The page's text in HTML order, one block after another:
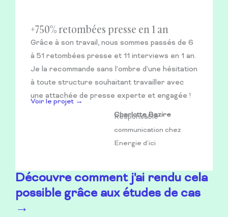
+750% retombées presse en 1 an
Grâce à son travail, nous sommes passés de 6
à 51 retombées presse et 11 interviews en 1 an.
Je la recommande sans l’ombre d’une hésitation
à toute structure souhaitant travailler avec
une attachée de presse experte et engagée !
Voir le projet →
Charlotte Bazire
Responsable
communication chez
Energie d’ici
Découvre comment j'ai rendu cela
possible grâce aux études de cas
→